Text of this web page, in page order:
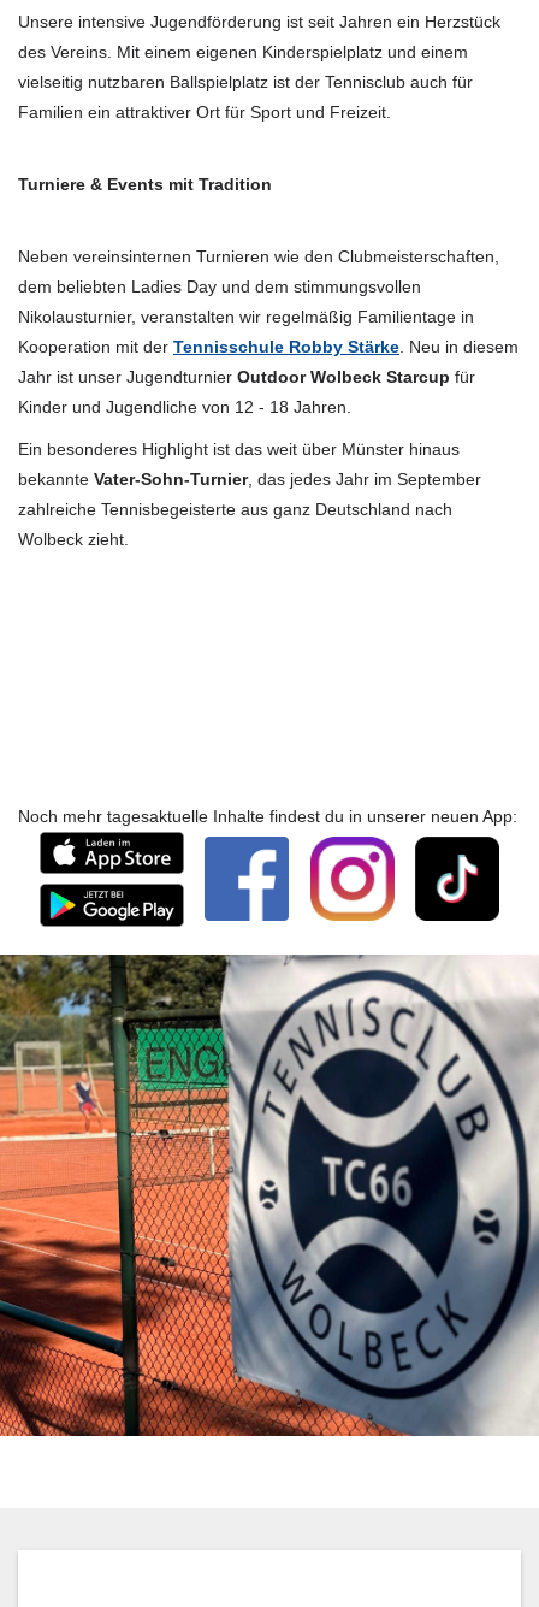
Unsere intensive Jugendförderung ist seit Jahren ein Herzstück
des Vereins. Mit einem eigenen Kinderspielplatz und einem
vielseitig nutzbaren Ballspielplatz ist der Tennisclub auch für
Familien ein attraktiver Ort für Sport und Freizeit.
Turniere & Events mit Tradition
Neben vereinsinternen Turnieren wie den Clubmeisterschaften,
dem beliebten Ladies Day und dem stimmungsvollen
Nikolausturnier, veranstalten wir regelmäßig Familientage in
Kooperation mit der Tennisschule Robby Stärke . Neu in diesem
Jahr ist unser Jugendturnier Outdoor Wolbeck Starcup für
Kinder und Jugendliche von 12 - 18 Jahren.
Ein besonderes Highlight ist das weit über Münster hinaus
bekannte Vater-Sohn-Turnier, das jedes Jahr im September
zahlreiche Tennisbegeisterte aus ganz Deutschland nach
Wolbeck zieht.
Noch mehr tagesaktuelle Inhalte findest du in unserer neuen App: